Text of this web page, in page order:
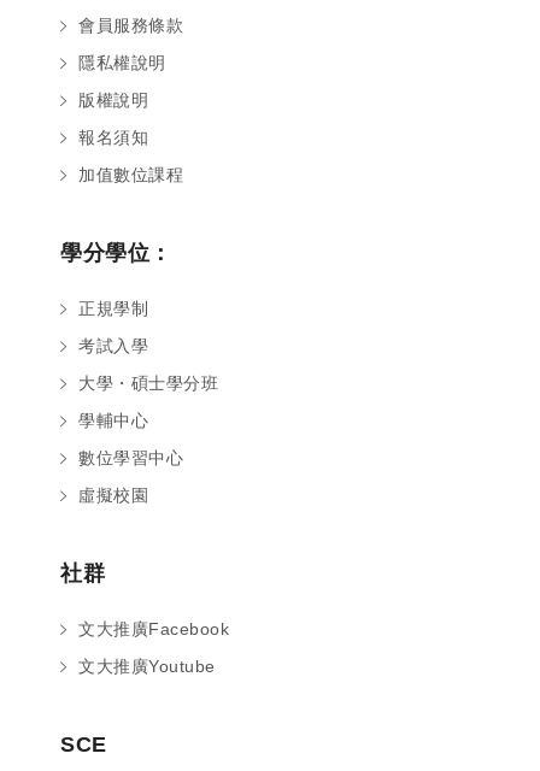
會員服務條款
隱私權說明
版權說明
報名須知
加值數位課程
學分學位：
正規學制
考試入學
大學・碩士學分班
學輔中心
數位學習中心
虛擬校園
社群
文大推廣Facebook
文大推廣Youtube
SCE